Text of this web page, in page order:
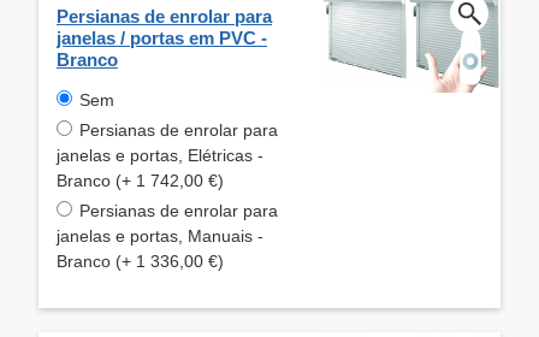
Persianas de enrolar para
janelas / portas em PVC -
Branco
Sem
Persianas de enrolar para
janelas e portas, Elétricas -
Branco (+ 1 742,00 €)
Persianas de enrolar para
janelas e portas, Manuais -
Branco (+ 1 336,00 €)